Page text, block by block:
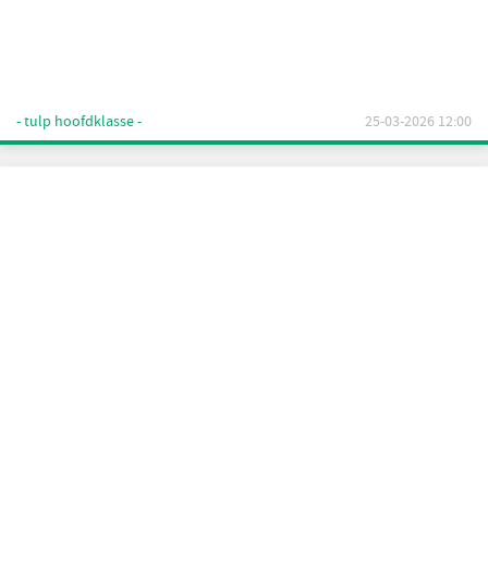
- tulp hoofdklasse - 25-03-2026 12:00